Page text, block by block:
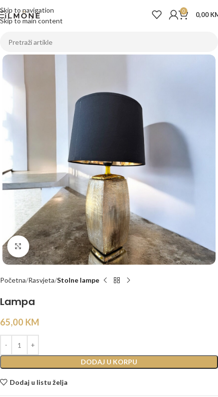
Skip to navigation
Skip to main content
0 0,00
Click to enlarge
Početna Rasvjeta Stolne lampe
Lampa
65,00 KM
DODAJ U KORPU
Dodaj u listu želja